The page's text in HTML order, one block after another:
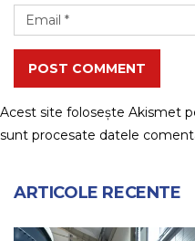
POST COMMENT
Acest site folosește Akismet
sunt procesate datele
ARTICOLE RECENTE